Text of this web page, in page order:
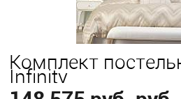
Комплект
Infinity